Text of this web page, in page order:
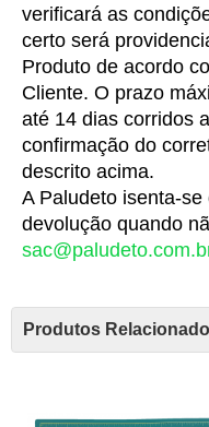
verificará as
certo será
Produto de acordo
Cliente. O prazo
até 14 dias corridos
confirmação do
descrito acima.
A Paludeto isenta-
Produtos